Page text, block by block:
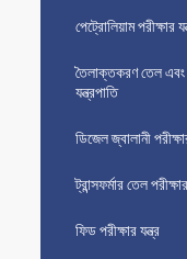
পেট্রোলিয়াম পরীক্ষার
তৈলাক্তকরণ তেল এবং
যন্ত্রপাতি
ডিজেল জ্বালানী
ট্রান্সফর্মার তেল
ফিড পরীক্ষার যন্ত্র